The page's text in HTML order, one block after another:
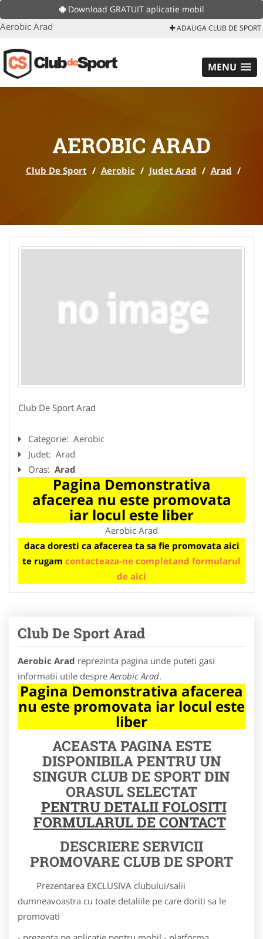
Download GRATUIT aplicatie mobil
Aerobic Arad ADAUGA CLUB DE SPORT
MENU
AEROBIC ARAD
Club De Sport / Aerobic / Judet Arad / Arad /
Club De Sport Arad
Categorie: Aerobic
Judet: Arad
Oras: Arad
Pagina Demonstrativa
afacerea nu este promovata
iar locul este liber
Aerobic Arad
daca doresti ca afacerea ta sa fie promovata aici
te rugam contacteaza-ne completand formularul
de aici
Club De Sport Arad
Aerobic Arad reprezinta pagina unde puteti gasi
informatii utile despre Aerobic Arad.
Pagina Demonstrativa afacerea
nu este promovata iar locul este
liber
ACEASTA PAGINA ESTE
DISPONIBILA PENTRU UN
SINGUR CLUB DE SPORT DIN
ORASUL SELECTAT
PENTRU DETALII FOLOSITI
FORMULARUL DE CONTACT
DESCRIERE SERVICII
PROMOVARE CLUB DE SPORT
Prezentarea EXCLUSIVA clubului/salii
dumneavoastra cu toate detaliile pe care doriti sa le
promovati